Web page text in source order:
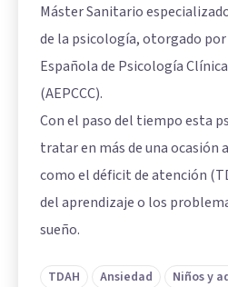
Máster Sanitario
de la psicología, otorgado
Española de Psicología
(AEPCCC).
Con el paso del tiempo esta
tratar en más de una ocasión
como el déficit de atención
del aprendizaje o los
sueño.
TDAH Ansiedad
Niños y